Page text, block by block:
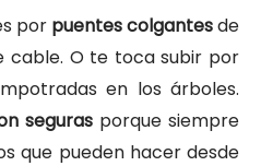
por puentes colgantesde
cable. O te toca subir por
en los árboles.
seguras porque siempre
que pueden hacer desde